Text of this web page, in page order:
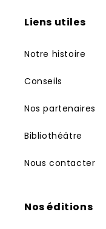
Liens utiles
Notre histoire
Conseils
Nos partenaires
Bibliothéâtre
Nous contacter
Nos éditions